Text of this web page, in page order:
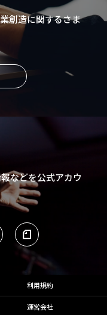
などを公式アカウ
創造に関するさま
利用規約
運営会社